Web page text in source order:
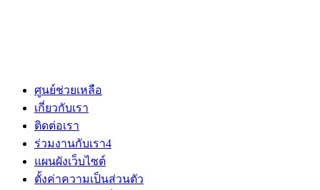
ศูนย์ช่วยเหลือ
เกี่ยวกับเรา
ติดต่อเรา
ร่วมงานกับเรา4
แผนผังเว็บไซต์
ตั้งค่าความเป็นส่วนตัว